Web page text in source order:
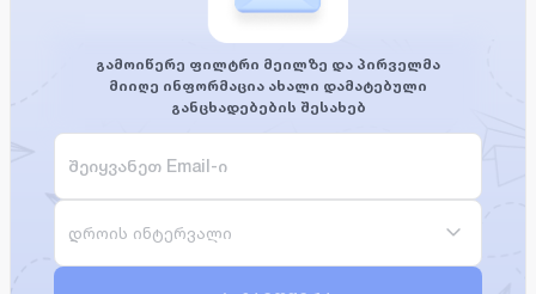
გამოიწერე ფილტრი მეილზე და პირველმა
მიიღე ინფორმაცია ახალი დამატებული
განცხადებების შესახებ
დროის ინტერვალი